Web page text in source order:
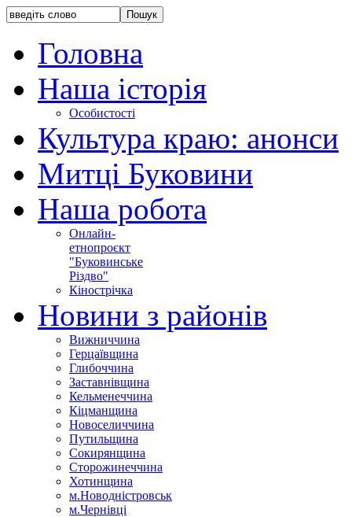
Головна
Наша історія
Особистості
Культура краю: анонси
Митці Буковини
Наша робота
Онлайн-
етнопроєкт
"Буковинське
Різдво"
Кінострічка
Новини з районів
Вижниччина
Герцаївщина
Глибоччина
Заставнівщина
Кельменеччина
Кіцманщина
Новоселиччина
Путильщина
Сокирянщина
Сторожинеччина
Хотинщина
м.Новодністровськ
м.Чернівці